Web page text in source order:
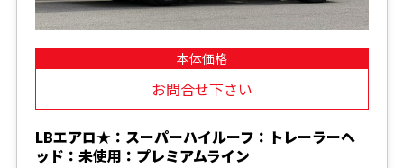
本体価格
お問合せ下さい
LBエアロ★：スーパーハイルーフ：トレーラーヘ
ッド：未使用：プレミアムライン